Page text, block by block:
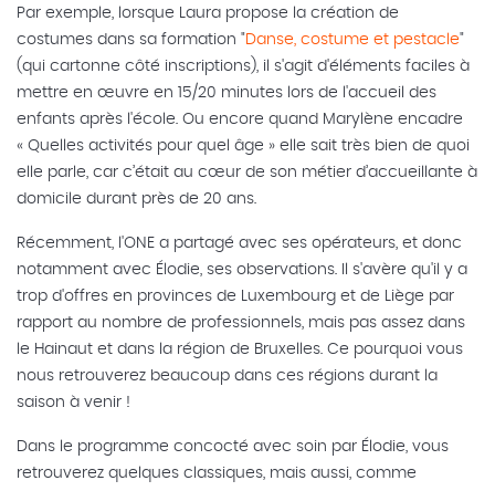
Par exemple, lorsque Laura propose la création de
costumes dans sa formation " Danse, costume et pestacle"
(qui cartonne côté inscriptions), il s'agit d'éléments faciles à
mettre en œuvre en 15/20 minutes lors de l'accueil des
enfants après l'éco le. Ou encore quand Marylène encadre
« Quelles activités pour quel âge » elle sait très bien de quoi
elle parle, car c’était au cœur de son métier d’accueillante à
domicile durant près de 20 ans.
Récemment, l'ONE a partagé avec ses opérateurs, et donc
notamment avec Élodie, ses observations. Il s'avère qu'il y a
trop d'offres en provinces de Luxembourg et de Liège par
rapport au nombre de professionnels, mais pas assez dans
le Hainaut et dans la région de Bruxelles. Ce pourquoi vous
nous retrouverez beaucoup dans ces régions durant la
saison à venir !
Dans le programme concocté avec soin par Élodie, vous
retrouverez quelques classiques, mais aussi, comme